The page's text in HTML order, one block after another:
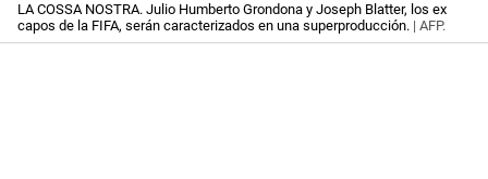
LA COSSA NOSTRA. Julio Humberto Grondona y Joseph Blatter, los ex
capos de la FIFA, serán caracterizados en una superproducción. | AFP.